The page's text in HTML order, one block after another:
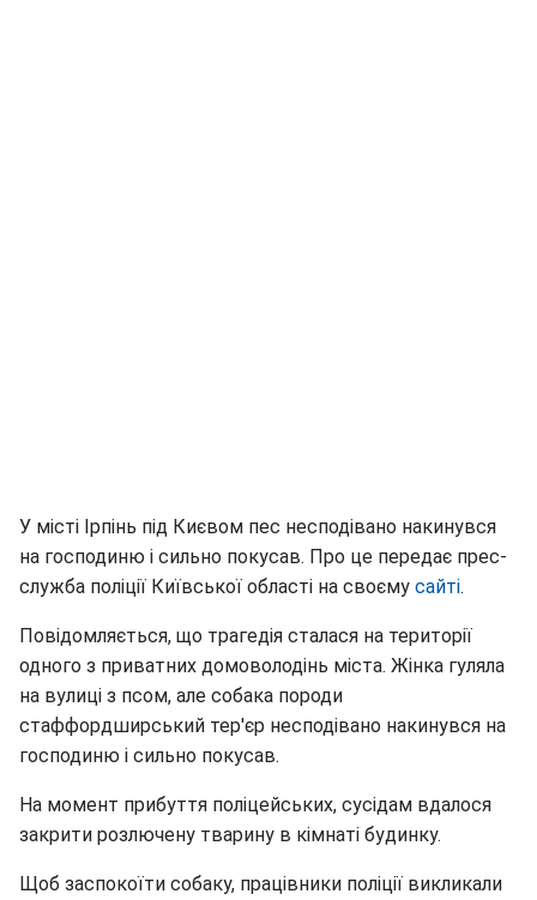
У місті Ірпінь під Києвом пес несподівано накинувся
на господиню і сильно покусав. Про це передає прес-
служба поліції Київської області на своєму сайті.
Повідомляється, що трагедія сталася на території
одного з приватних домоволодінь міста. Жінка гуляла
на вулиці з псом, але собака породи
стаффордширський тер'єр несподівано накинувся на
господиню і сильно покусав.
На момент прибуття поліцейських, сусідам вдалося
закрити розлючену тварину в кімнаті будинку.
Щоб заспокоїти собаку, працівники поліції викликали